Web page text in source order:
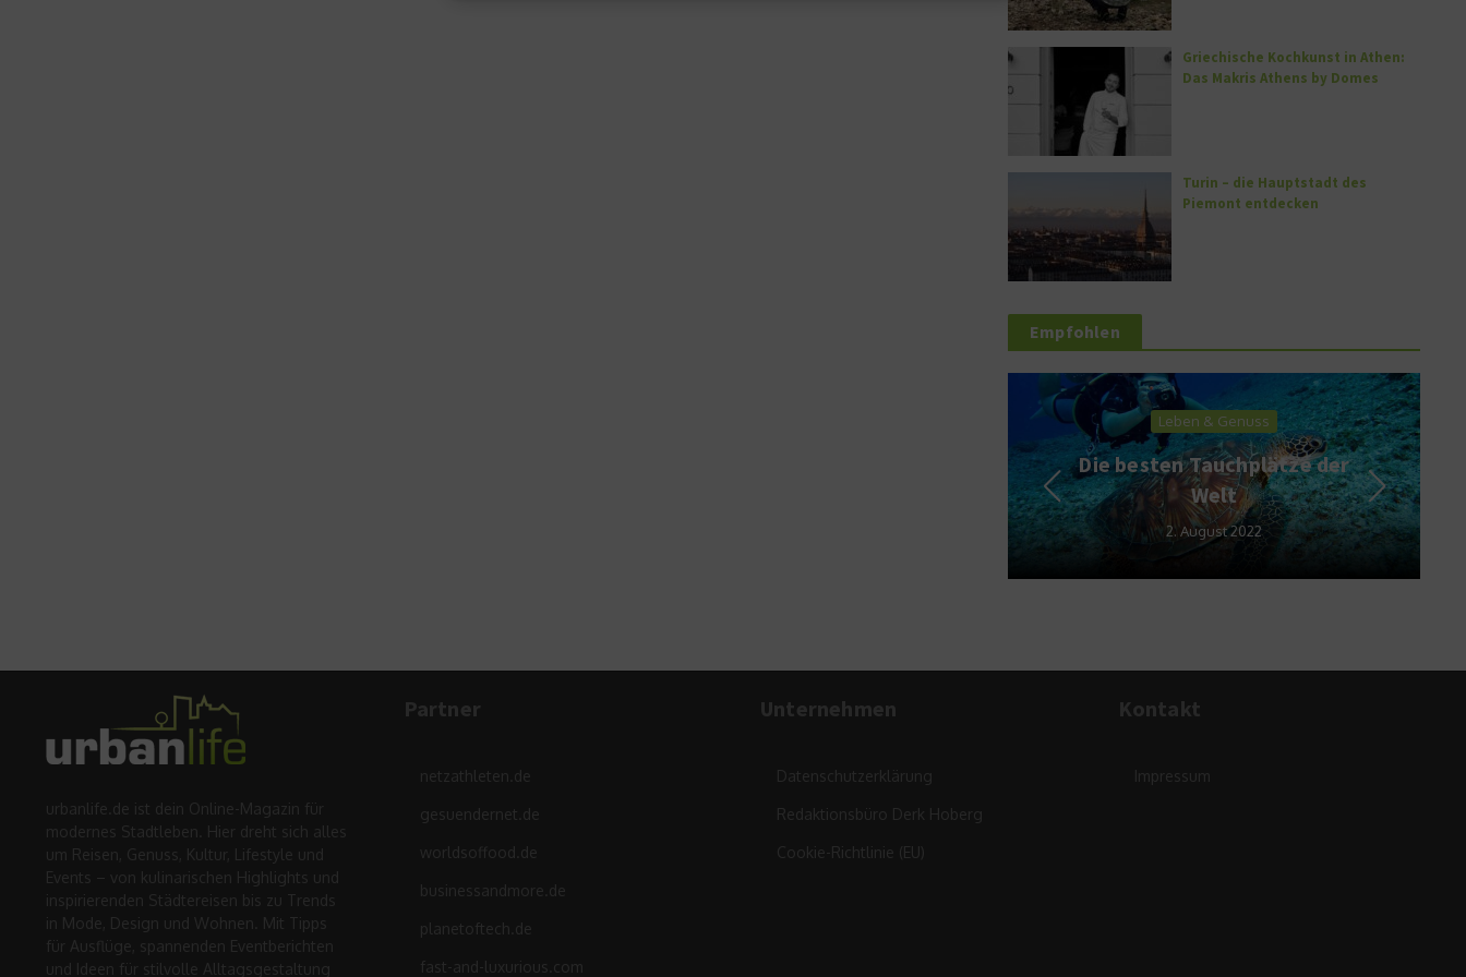
Griechische Kochkunst in Athen:
Das Makris Athens by Domes
Turin – die Hauptstadt des
Piemont entdecken
Empfohlen
Leben & Genuss
Die besten Tauchplätze der
Welt
2. August 2022
urbanlife.de ist dein Online-Magazin für
modernes Stadtleben. Hier dreht sich alles
um Reisen, Genuss, Kultur, Lifestyle und
Events – von kulinarischen Highlights und
inspirierenden Städtereisen bis zu Trends
in Mode, Design und Wohnen. Mit Tipps
für Ausflüge, spannenden Eventberichten
und Ideen für stilvolle Alltagsgestaltung
Partner
netzathleten.de
gesuendernet.de
worldsoffood.de
businessandmore.de
planetoftech.de
fast-and-luxurious.com
Unternehmen
Datenschutzerklärung
Redaktionsbüro Derk Hoberg
Cookie-Richtlinie (EU)
Kontakt
Impressum